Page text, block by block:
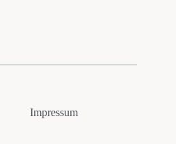
Impressum